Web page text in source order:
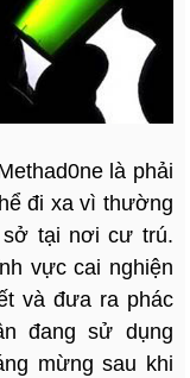
là phải
đi xa vì thường
sở tại nơi cư trú.
vực cai nghiện
và đưa ra phác
đang sử dụng
mừng sau khi